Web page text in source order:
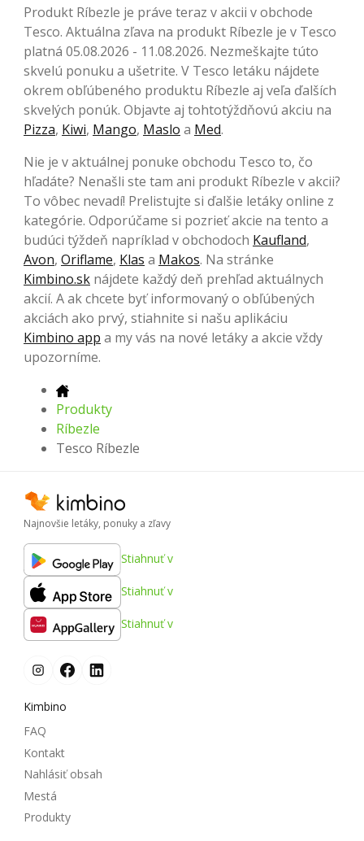
Produkt Ríbezle je práve teraz v akcii v obchode
Tesco. Aktuálna zľava na produkt Ríbezle je v Tesco
platná 05.08.2026 - 11.08.2026. Nezmeškajte túto
skvelú ponuku a ušetrite. V Tesco letáku nájdete
okrem obľúbeného produktu Ríbezle aj veľa ďalších
skvelých ponúk. Objavte aj tohtotýždňovú akciu na
Pizza, Kiwi, Mango, Maslo a Med.
Nie je v aktuálnej ponuke obchodu Tesco to, čo
hľadáte? Nenašli ste tam ani produkt Ríbezle v akcii?
To vôbec nevadí! Prelistujte si ďalšie letáky online z
kategórie. Odporúčame si pozrieť akcie na tento a
budúci týždeň napríklad v obchodoch Kaufland,
Avon, Oriflame, Klas a Makos. Na stránke
Kimbino.sk nájdete každý deň prehľad aktuálnych
akcií. A ak chcete byť informovaný o obľúbených
akciách ako prvý, stiahnite si našu aplikáciu
Kimbino app a my vás na nové letáky a akcie vždy
upozorníme.
Produkty
Ríbezle
Tesco Ríbezle
Najnovšie letáky, ponuky a zľavy
Stiahnuť v
Stiahnuť v
Stiahnuť v
Kimbino
FAQ
Kontakt
Nahlásiť obsah
Mestá
Produkty